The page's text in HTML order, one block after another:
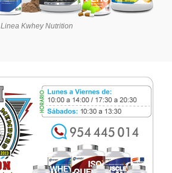
Linea Kwhey Nutrition